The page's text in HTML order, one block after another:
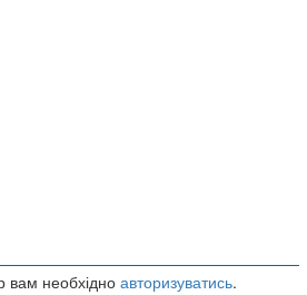
вам необхідно авторизуватись.